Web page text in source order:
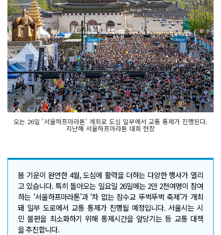
오는 26일 '서울하프마라톤' 개최로 도심 일부에서 교통 통제가 진행된다.
지난해 서울하프마라톤 대회 현장
봄 기운이 완연한 4월, 도심에 활력을 더하는 다양한 행사가 열리
고 있습니다. 특히 돌아오는 일요일 26일에는 2만 2천여명이 참여
하는 ‘서울하프마라톤’과 ‘차 없는 잠수교 뚜벅뚜벅 축제’가 개최
돼 일부 도로에서 교통 통제가 진행될 예정입니다. 서울시는 시
민 불편을 최소화하기 위해 통제시간을 앞당기는 등 교통 대책
을 추진합니다.